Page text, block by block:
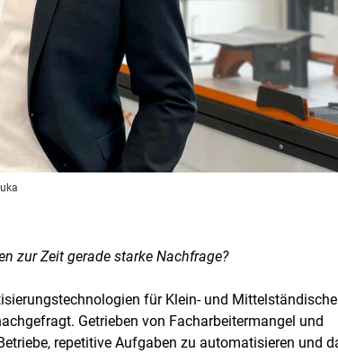
zur Zeit gerade starke Nachfrage?
für Klein- und Mittelständische
Getrieben von Facharbeitermangel und
repetitive Aufgaben zu automatisieren und